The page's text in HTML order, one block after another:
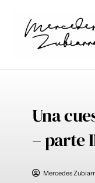
contenido
Una
– parte
Mercedes